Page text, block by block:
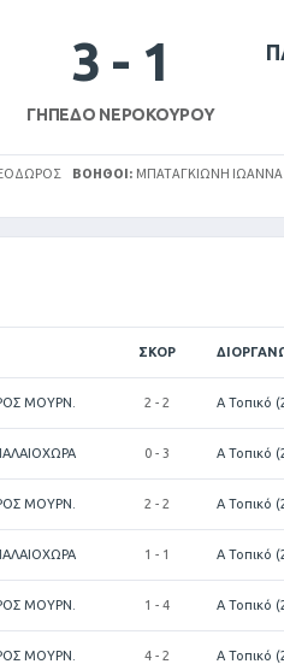
3 - 1
ΓΉΠΕΔΟ ΝΕΡΟΚΟΎΡΟΥ
ΒΟΗΘΟΊ: ΜΠΑΤΑΓΚΙΏΝΗ
ΣΚΟΡ
ΜΟΥΡΝ. 2 - 2 Α Τοπικό
0 - 3 Α Τοπικό
ΜΟΥΡΝ. 2 - 2 Α Τοπικό
1 - 1 Α Τοπικό
ΜΟΥΡΝ. 1 - 4 Α Τοπικό
ΜΟΥΡΝ. 4 - 2 Α Τοπικό